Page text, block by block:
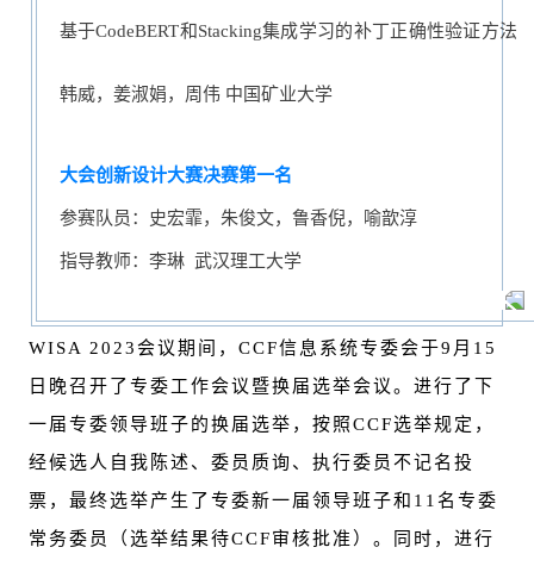
基于CodeBERT和Stacking集成学习的补丁正确性验证方法
韩威，姜淑娟，周伟 中国矿业大学
大会创新设计大赛决赛第一名
参赛队员：史宏霏，朱俊文，鲁香倪，喻歆淳
指导教师：李琳 武汉理工大学
WISA 2023会议期间，CCF信息系统专委会于9月15
日晚召开了专委工作会议暨换届选举会议。进行了下
一届专委领导班子的换届选举，按照CCF选举规定，
经候选人自我陈述、委员质询、执行委员不记名投
票，最终选举产生了专委新一届领导班子和11名专委
常务委员（选举结果待CCF审核批准）。同时，进行